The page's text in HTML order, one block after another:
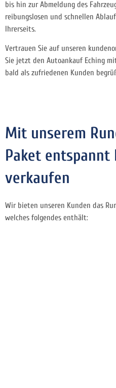
bis hin zur Abmeldung des
reibungslosen und schnellen
Ihrerseits.
Vertrauen Sie auf unseren
Sie jetzt den Autoankauf Eching
bald als zufriedenen Kunden
Mit unserem
Paket entspannt
verkaufen
Wir bieten unseren Kunden das
welches folgendes enthält: